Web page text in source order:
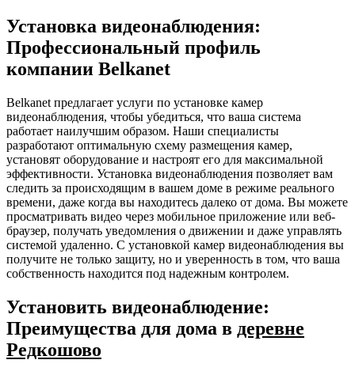
Установка видеонаблюдения:
Профессиональный профиль
компании Belkanet
Belkanet предлагает услуги по установке камер
видеонаблюдения, чтобы убедиться, что ваша система
работает наилучшим образом. Наши специалисты
разработают оптимальную схему размещения камер,
установят оборудование и настроят его для максимальной
эффективности. Установка видеонаблюдения позволяет вам
следить за происходящим в вашем доме в режиме реального
времени, даже когда вы находитесь далеко от дома. Вы можете
просматривать видео через мобильное приложение или веб-
браузер, получать уведомления о движении и даже управлять
системой удаленно. С установкой камер видеонаблюдения вы
получите не только защиту, но и уверенность в том, что ваша
собственность находится под надежным контролем.
Установить видеонаблюдение:
Преимущества для дома в деревне
Редкошово